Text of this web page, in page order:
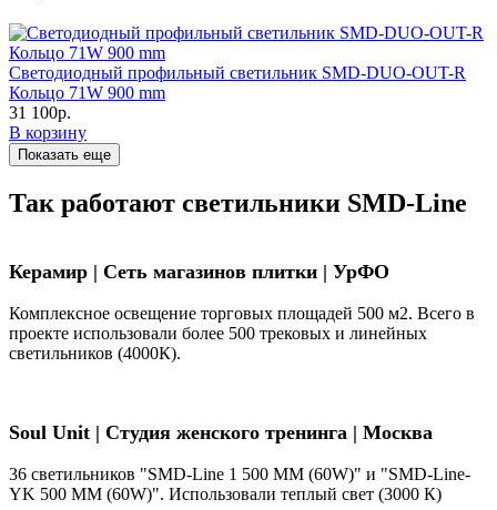
Светодиодный профильный светильник SMD-DUO-OUT-R
Кольцо 71W 900 mm
31 100р.
В корзину
Показать еще
Так работают светильники SMD-Line
Керамир | Сеть магазинов плитки | УрФО
Комплексное освещение торговых площадей 500 м2. Всего в
проекте использовали более 500 трековых и линейных
светильников (4000К).
Soul Unit | Студия женского тренинга | Москва
36 светильников "SMD-Line 1 500 ММ (60W)" и "SMD-Line-
YK 500 ММ (60W)". Использовали теплый свет (3000 К)